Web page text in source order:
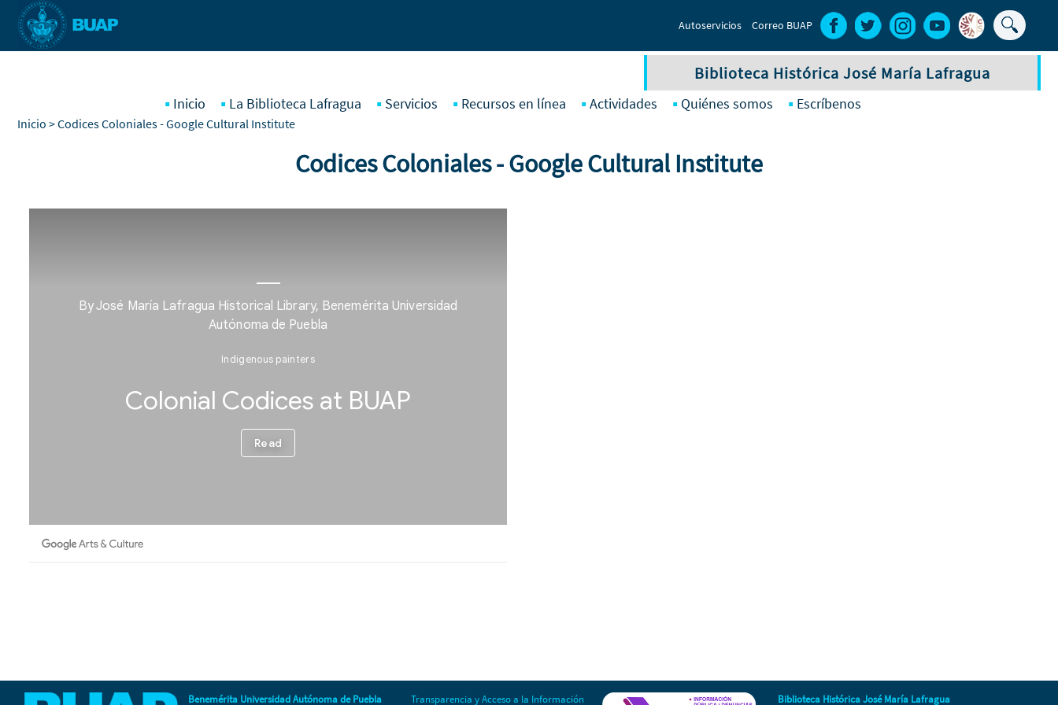
Pasar al contenido principal
Buscar
Autoservicios Correo BUAP
Biblioteca Histórica José María Lafragua
Inicio La Biblioteca Lafragua Servicios Recursos en línea Actividades Quiénes somos Escríbenos
Inicio > Codices Coloniales - Google Cultural Institute
Codices Coloniales - Google Cultural Institute
Benemérita Universidad Autónoma de Puebla Transparencia y Acceso a la Información Biblioteca Histórica José María Lafragua